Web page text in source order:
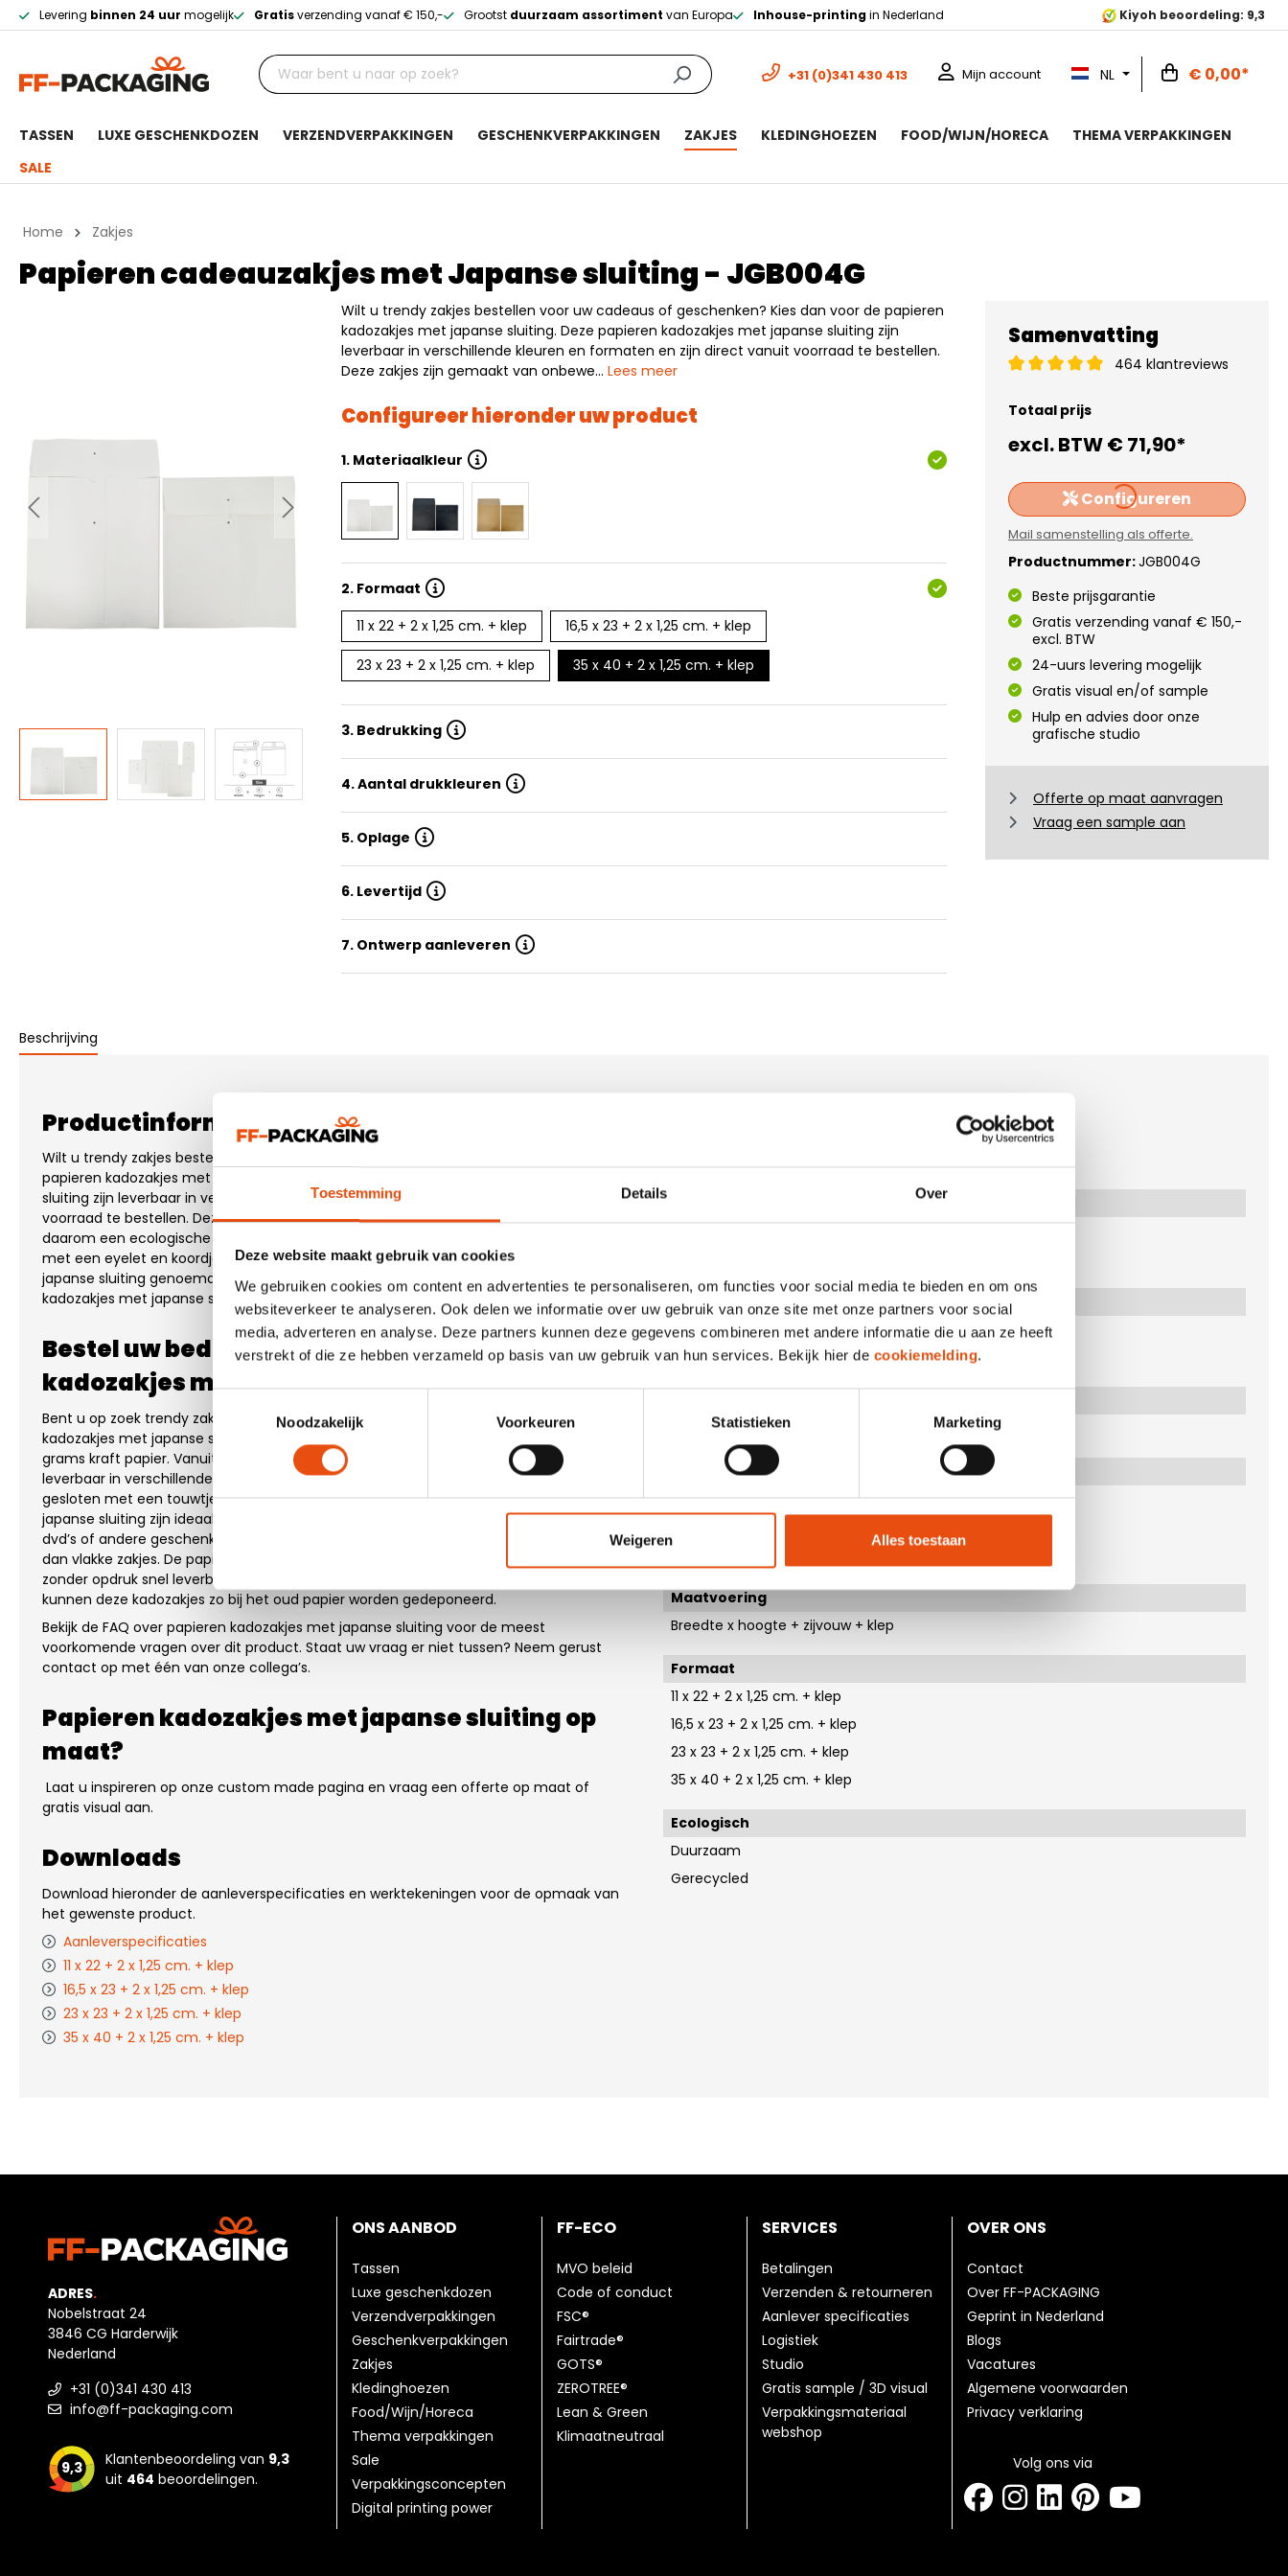
Toestemming Details Over
Deze website maakt gebruik van cookies
We gebruiken cookies om content en advertenties te personaliseren, om functies voor social media te bieden en om ons
websiteverkeer te analyseren. Ook delen we informatie over uw gebruik van onze site met onze partners voor social
media, adverteren en analyse. Deze partners kunnen deze gegevens combineren met andere informatie die u aan ze heeft
verstrekt of die ze hebben verzameld op basis van uw gebruik van hun services. Bekijk hier de cookiemelding.
Noodzakelijk
Voorkeuren Statistieken Marketing
Weigeren Alles toestaan
Levering binnen 24 uur mogelijk Gratisverzending vanaf € 150,- Grootst duurzaam assortiment van Europa Inhouse-printingin Nederland Kiyoh beoordeling: 9,3
+31 (0)341 430 413 Mijn account NL € 0,00*
TASSEN LUXE GESCHENKDOZEN VERZENDVERPAKKINGEN GESCHENKVERPAKKINGEN ZAKJES KLEDINGHOEZEN FOOD/WIJN/HORECA
THEMA VERPAKKINGEN
SALE
Home Zakjes
Papieren cadeauzakjes met Japanse sluiting - JGB004G
Wilt u trendy zakjes bestellen voor uw cadeaus of geschenken? Kies dan voor de papieren
kadozakjes met japanse sluiting. Deze papieren kadozakjes met japanse sluiting zijn
leverbaar in verschillende kleuren en formaten en zijn direct vanuit voorraad te bestellen.
Deze zakjes zijn gemaakt van onbewe… Lees meer
Configureer hieronder uw product
1. Materiaalkleur
2. Formaat
11 x 22 + 2 x 1,25 cm. + klep
16,5 x 23 + 2 x 1,25 cm. + klep
23 x 23 + 2 x 1,25 cm. + klep 35 x 40 + 2 x 1,25 cm. + klep
3. Bedrukking
4. Aantal drukkleuren
5. Oplage
6. Levertijd
7. Ontwerp aanleveren
Samenvatting
464 klantreviews
Totaal prijs
excl. BTW€ 71,90*
Configureren
Loading...
Mail samenstelling als offerte.
Productnummer:JGB004G
Beste prijsgarantie
Gratis verzending vanaf € 150,-
excl. BTW
24-uurs levering mogelijk
Gratis visual en/of sample
Hulp en advies door onze
grafische studio
Offerte op maat aanvragen
Vraag een sample aan
Beschrijving
Productinformatie "Papieren cadeauzakjes met Japanse sluiting"
Wilt u trendy zakjes bestellen voor uw cadeaus of geschenken? Kies dan voor de
papieren kadozakjes met japanse sluiting. Deze papieren kadozakjes met japanse
sluiting zijn leverbaar in verschillende kleuren en formaten en zijn direct vanuit
voorraad te bestellen. Deze zakjes zijn gemaakt van onbewerkt kraft papier en hebben
daarom een ecologische uitstraling. De papieren geschenkzakjes hebben een klep
met een eyelet en koordje waarmee de kadozakjes worden gesloten. Dit wordt een
japanse sluiting genoemd. Zowel met als zonder bedrukking kunnen de papieren
kadozakjes met japanse sluiting snel worden geleverd.
Bestel uw bedrukte of onbedrukte papieren
kadozakjes met japanse sluiting
Bent u op zoek trendy zakjes voor uw cadeaus of geschenken? Kies dan voor papieren
kadozakjes met japanse sluiting. Het materiaal van deze zakjes is gemaakt van 180
grams kraft papier. Vanuit voorraad zijn de papieren kadozakjes met japanse sluiting
leverbaar in verschillende kleuren en formaten. De klep kan eenvoudig worden
gesloten met een touwtje, dit wordt een japanse sluiting genoemd. Kadozakjes met
japanse sluiting zijn ideaal voor het verpakken van sieraden, juwelen, boeken, cd’s of
dvd’s of andere geschenken. Door de zijvouw hebben deze kadozakjes meer diepte
dan vlakke zakjes. De papieren kadozakjes met japanse sluiting zijn zowel met als
zonder opdruk snel leverbaar. Daarnaast is het kraft papier volledig recyclebaar en
kunnen deze kadozakjes zo bij het oud papier worden gedeponeerd.
Bekijk de FAQ over papieren kadozakjes met japanse sluiting voor de meest
voorkomende vragen over dit product. Staat uw vraag er niet tussen? Neem gerust
contact op met één van onze collega’s.
Papieren kadozakjes met japanse sluiting op
maat?
Laat u inspireren op onze custom made pagina en vraag een offerte op maat of
gratis visual aan.
Downloads
Download hieronder de aanleverspecificaties en werktekeningen voor de opmaak van
het gewenste product.
Aanleverspecificaties
11 x 22 + 2 x 1,25 cm. + klep
16,5 x 23 + 2 x 1,25 cm. + klep
23 x 23 + 2 x 1,25 cm. + klep
35 x 40 + 2 x 1,25 cm. + klep
Eigenschappen
Uitvoering
Klep
Japanse sluiting
Papier
Materiaalkleur
Wit
Maatvoering
Breedte x hoogte + zijvouw + klep
Formaat
11 x 22 + 2 x 1,25 cm. + klep
16,5 x 23 + 2 x 1,25 cm. + klep
23 x 23 + 2 x 1,25 cm. + klep
35 x 40 + 2 x 1,25 cm. + klep
Ecologisch
Duurzaam
Gerecycled
ADRES.
Nobelstraat 24
3846 CG Harderwijk
Nederland
+31 (0)341 430 413
info@ff-packaging.com
9,3 Klantenbeoordeling van 9,3
uit 464 beoordelingen.
ONS AANBOD
Tassen
Luxe geschenkdozen
Verzendverpakkingen
Geschenkverpakkingen
Zakjes
Kledinghoezen
Food/Wijn/Horeca
Thema verpakkingen
Sale
Verpakkingsconcepten
Digital printing power
FF-ECO
MVO beleid
Code of conduct
FSC®
Fairtrade®
GOTS®
ZEROTREE®
Lean & Green
Klimaatneutraal
SERVICES
Betalingen
Verzenden & retourneren
Aanlever specificaties
Logistiek
Studio
Gratis sample / 3D visual
Verpakkingsmateriaal
webshop
OVER ONS
Contact
Over FF-PACKAGING
Geprint in Nederland
Blogs
Vacatures
Algemene voorwaarden
Privacy verklaring
Volg ons via